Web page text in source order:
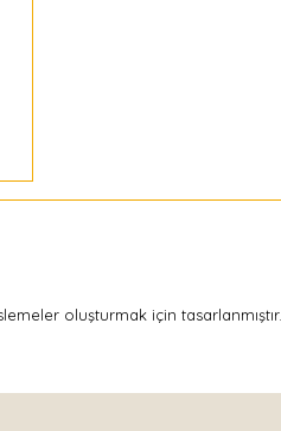
oluşturmak için tasarlanmıştır.